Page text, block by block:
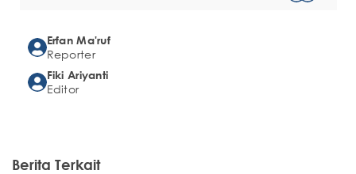
Erfan Ma'ruf
Reporter
Fiki Ariyanti
Editor
Berita Terkait